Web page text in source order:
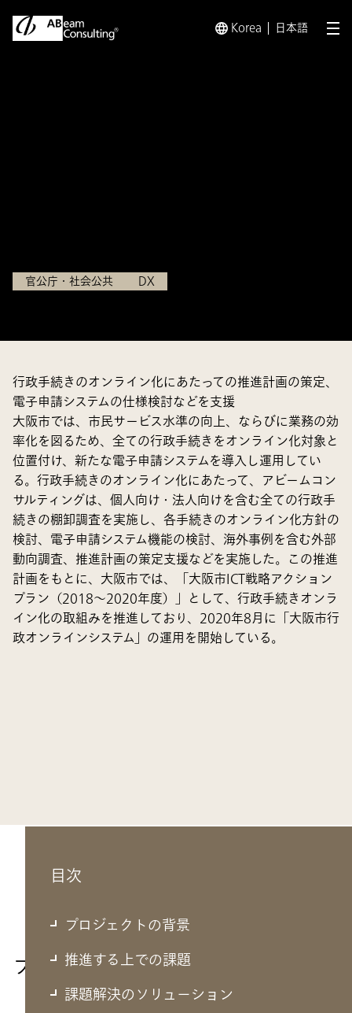
Korea 日本語 メ
官公庁・社会公共 DX
行政手続きのオンライン化にあたっての推進計画の策定、
電子申請システムの仕様検討などを支援
大阪市では、市民サービス水準の向上、ならびに業務の効
率化を図るため、全ての行政手続きをオンライン化対象と
位置付け、新たな電子申請システムを導入し運用してい
る。行政手続きのオンライン化にあたって、アビームコン
サルティングは、個人向け・法人向けを含む全ての行政手
続きの棚卸調査を実施し、各手続きのオンライン化方針の
検討、電子申請システム機能の検討、海外事例を含む外部
動向調査、推進計画の策定支援などを実施した。この推進
計画をもとに、大阪市では、「大阪市ICT戦略アクション
プラン（2018～2020年度）」として、行政手続きオンラ
イン化の取組みを推進しており、2020年8月に「大阪市行
政オンラインシステム」の運用を開始している。
目次
プロジェクトの背景
推進する上での課題
課題解決のソリューション
プロジェクトの背景